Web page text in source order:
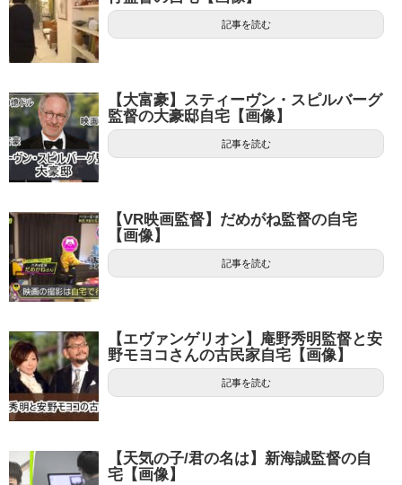
記事を読む
【大富豪】スティーヴン・スピルバーグ
監督の大豪邸自宅【画像】
記事を読む
【VR映画監督】だめがね監督の自宅
【画像】
記事を読む
【エヴァンゲリオン】庵野秀明監督と安
野モヨコさんの古民家自宅【画像】
記事を読む
【天気の子/君の名は】新海誠監督の自
宅【画像】